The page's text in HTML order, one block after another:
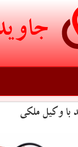
با وكیل ملكی